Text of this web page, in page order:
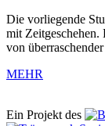
Die vorliegende
mit Zeitgeschehen.
von
MEHR
Ein Projekt des